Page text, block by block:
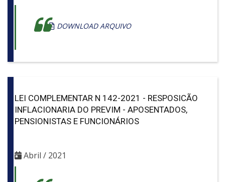
DOWNLOAD ARQUIVO
LEI COMPLEMENTAR N 142-2021 - RESPOSICÃO
INFLACIONARIA DO PREVIM - APOSENTADOS,
PENSIONISTAS E FUNCIONÁRIOS
Abril / 2021